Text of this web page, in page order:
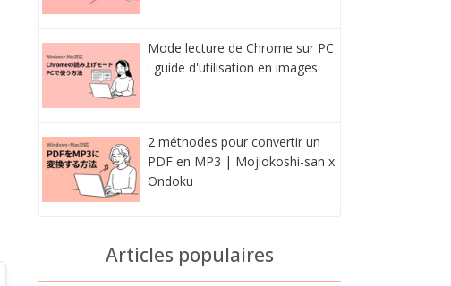
Mode lecture de Chrome sur PC
: guide d'utilisation en images
2 méthodes pour convertir un
PDF en MP3 | Mojiokoshi-san x
Ondoku
Articles populaires